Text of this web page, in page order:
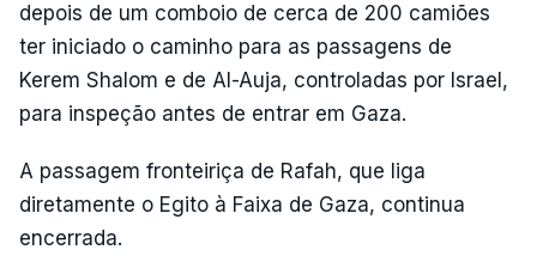
depois de um comboio de cerca de 200 camiões
ter iniciado o caminho para as passagens de
Kerem Shalom e de Al-Auja, controladas por Israel,
para inspeção antes de entrar em Gaza.
A passagem fronteiriça de Rafah, que liga
diretamente o Egito à Faixa de Gaza, continua
encerrada.